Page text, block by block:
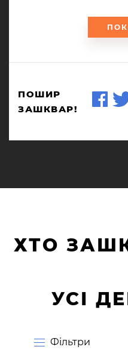
ПОШИР
ЗАШКВАР!
ХТО
УСІ
Фiльтри